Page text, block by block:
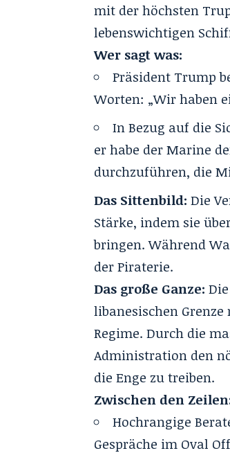
mit der höchsten
lebenswichtigen
Wer sagt was:
Präsident Trump
Worten: „Wir haben
In Bezug auf die
er habe der Marine
durchzuführen, die
Das Sittenbild: Die
Stärke, indem sie
bringen. Während
der Piraterie.
Das große Ganze:
libanesischen
Regime. Durch die
Administration den
die Enge zu treiben.
Zwischen den
Hochrangige
Gespräche im Oval